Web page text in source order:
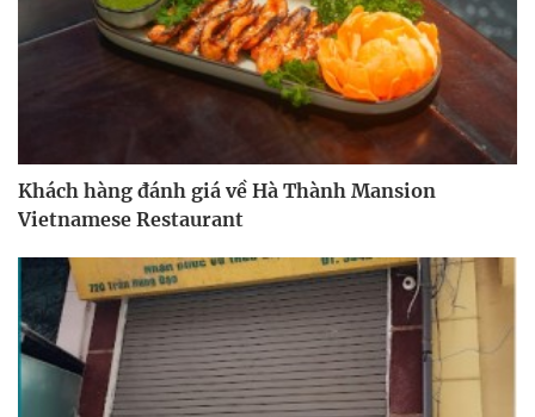
Khách hàng đánh giá về Hà Thành Mansion
Vietnamese Restaurant